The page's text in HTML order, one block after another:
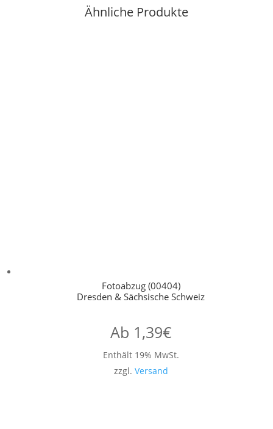
Ähnliche Produkte
Fotoabzug (00404)
Dresden & Sächsische Schweiz
Ab 1,39€
Enthält 19% MwSt.
zzgl. Versand